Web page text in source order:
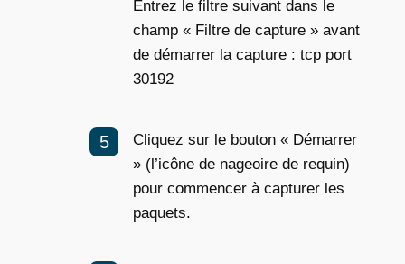
Entrez le filtre suivant dans le
champ « Filtre de capture » avant
de démarrer la capture : tcp port
30192
Cliquez sur le bouton « Démarrer
» (l’icône de nageoire de requin)
pour commencer à capturer les
paquets.